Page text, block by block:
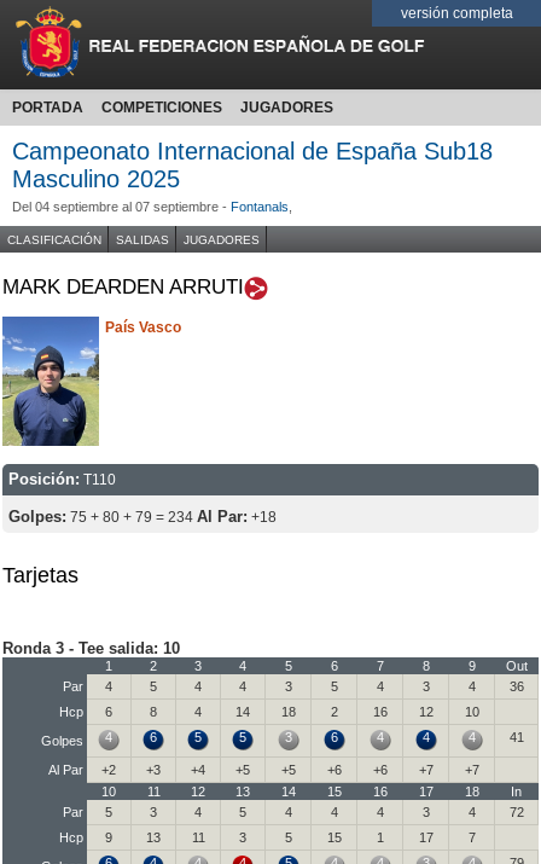
versión completa
PORTADA COMPETICIONES JUGADORES
Campeonato Internacional de España Sub18
Masculino 2025
Del 04 septiembre al 07 septiembre - Fontanals
CLASIFICACIÓN SALIDAS JUGADORES
MARK DEARDEN ARRUTI
País Vasco
Posición: T110
Golpes: 75 + 80 + 79 = 234 Al Par: +18
Tarjetas
Ronda 3 - Tee salida: 10
1 2 3 4 5 6 7 8 9
Out
Par
4 5 4 4 3 5 4 3 4
36
Hcp
6 8 4 14 18 2 16 12
10
Golpes
4 6 5 5 3 6 4 4 4 41
Al Par +2 +3 +4 +5 +5 +6 +6 +7
+7
10
11 12 13 14 15 16 17 18
In
Par
5 3 4 5 4 4 4 3 4
72
Hcp
9 13 11 3 5 15 1 17
7